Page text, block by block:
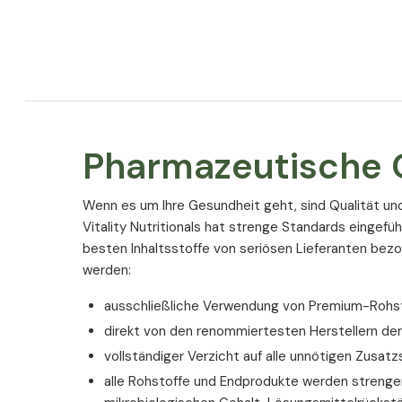
Pharmazeutische
Wenn es um Ihre Gesundheit geht, sind Qualität
Vitality Nutritionals hat strenge Standards
besten Inhaltsstoffe von seriösen Lieferanten
werden:
ausschließliche Verwendung von Premium-
direkt von den renommiertesten Herstellern
vollständiger Verzicht auf alle unnötigen
alle Rohstoffe und Endprodukte werden